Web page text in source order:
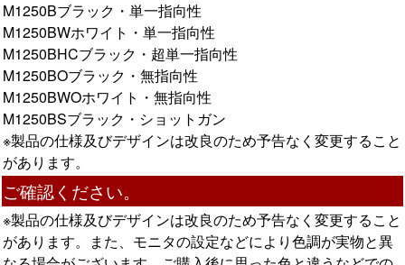
M1250Bブラック・単一指向性
M1250BWホワイト・単一指向性
M1250BHCブラック・超単一指向性
M1250BOブラック・無指向性
M1250BWOホワイト・無指向性
M1250BSブラック・ショットガン
※製品の仕様及びデザインは改良のため予告なく変更すること
があります。
ご確認ください。
※製品の仕様及びデザインは改良のため予告なく変更すること
があります。また、モニタの設定などにより色調が実物と異